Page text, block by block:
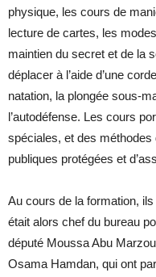
physique, les cours de
lecture de cartes, les
maintien du secret et de la
déplacer à l’aide d’une
natation, la plongée sous-
l’autodéfense. Les cours
spéciales, et des méthodes
publiques protégées et
Au cours de la formation,
était alors chef du bureau
député Moussa Abu
Osama Hamdan, qui ont